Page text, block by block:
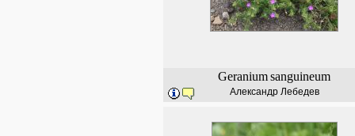
Geraniumsanguineum
Александр Лебедев